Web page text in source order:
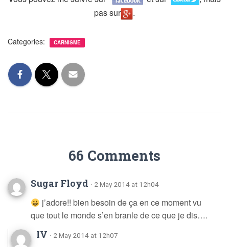
pas sur
.
Categories: CARNISME
66 Comments
Sugar Floyd · 2 May 2014 at 12h04
j’adore!! bien besoin de ça en ce moment vu
que tout le monde s’en branle de ce que je dis….
IV · 2 May 2014 at 12h07